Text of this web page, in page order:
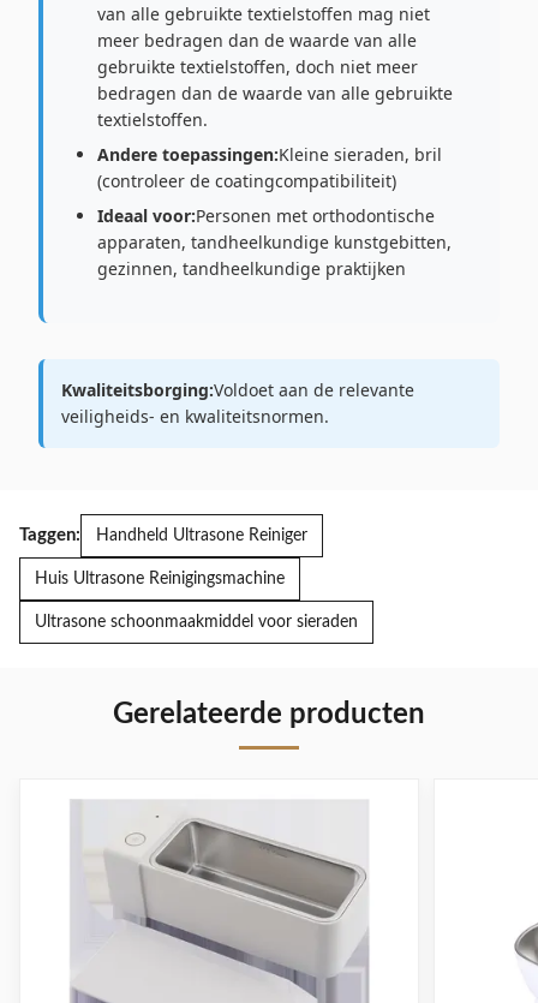
van alle gebruikte textielstoffen mag niet
meer bedragen dan de waarde van alle
gebruikte textielstoffen, doch niet meer
bedragen dan de waarde van alle gebruikte
textielstoffen.
Andere toepassingen:Kleine sieraden, bril
(controleer de coatingcompatibiliteit)
Ideaal voor:Personen met orthodontische
apparaten, tandheelkundige kunstgebitten,
gezinnen, tandheelkundige praktijken
Kwaliteitsborging:Voldoet aan de relevante
veiligheids- en kwaliteitsnormen.
Taggen: Handheld Ultrasone Reiniger
Huis Ultrasone Reinigingsmachine
Ultrasone schoonmaakmiddel voor sieraden
Gerelateerde producten